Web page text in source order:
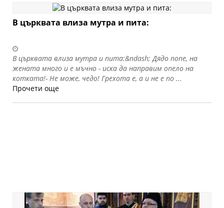
В църквата влиза мутра и пита:
В църквата влиза мутра и пита:&ndash; Дядо попе, на
жената много и е мъчно - иска да направим опело на
котката!- Не може, чедо! Грехота е, а и не е по ...
Прочети още